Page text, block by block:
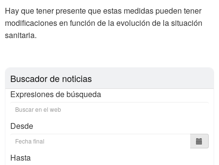
Hay que tener presente que estas medidas pueden tener
modificaciones en función de la evolución de la situación
sanitaria.
Buscador de noticias
Expresiones de búsqueda
Desde
Hasta